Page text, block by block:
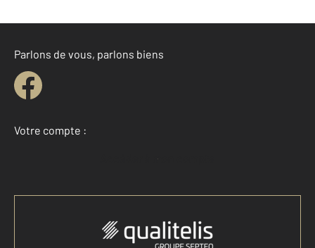
Parlons de vous, parlons biens
Votre compte :
Accéder à mon compte